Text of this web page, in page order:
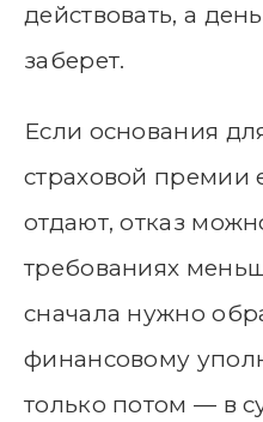
действовать, а
заберет.
Если основания
страховой премии
отдают, отказ
требованиях
сначала нужно
финансовому
только потом — в